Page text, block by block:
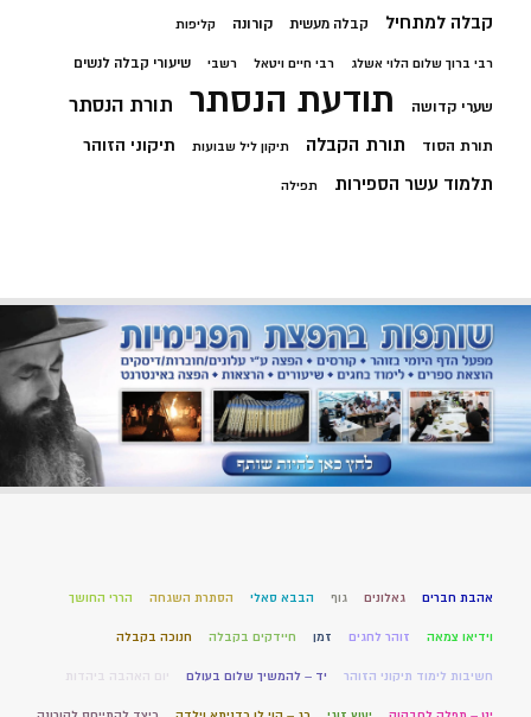
קבלה למתחיל קבלה מעשית קורונה קליפות
רבי ברוך שלום הלוי אשלג רבי חיים ויטאל רשבי שיעורי קבלה לנשים
שערי קדושה תודעת הנסתר תורת הנסתר
תורת הסוד תורת הקבלה תיקון ליל שבועות תיקוני הזוהר
תלמוד עשר הספירות תפילה
אהבת חברים גאלונים גוף הבבא סאלי הסתרת השגחה הררי החושך
וידיאו צמאה זוהר לחגים זמן חיידקים בקבלה חנוכה בקבלה
חשיבות לימוד תיקוני הזוהר יד – להמשיך שלום בעולם יום האהבה ביהדות